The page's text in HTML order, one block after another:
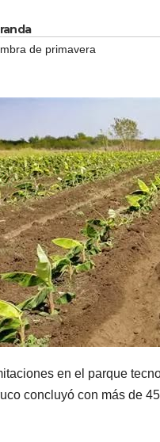
de primavera
en el parque
concluyó con más de